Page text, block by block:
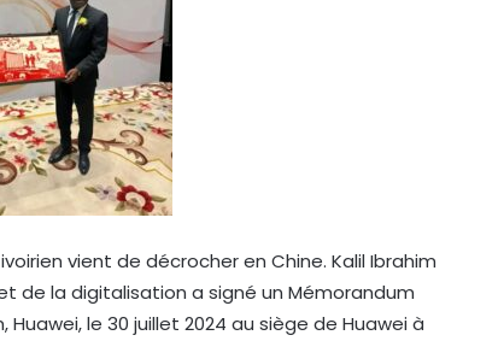
vient de décrocher en Chine. Kalil Ibrahim
de la digitalisation a signé un Mémorandum
le 30 juillet 2024 au siège de Huawei à